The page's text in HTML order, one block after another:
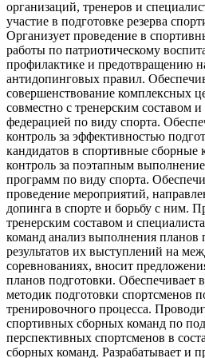
организаций, тренеров и
участие в подготовке резерва
Организует проведение в
работы по патриотическому
профилактике и предотвращению
антидопинговых правил.
совершенствование комплексных
совместно с тренерским составом и
федерацией по виду спорта.
контроль за эффективностью
кандидатов в спортивные сборные
контроль за поэтапным
программ по виду спорта.
проведение мероприятий,
допинга в спорте и борьбу с ним.
тренерским составом и
команд анализ выполнения планов
результатов их выступлений на
соревнованиях, вносит
планов подготовки. Обеспечивает
методик подготовки спортсменов
тренировочного процесса.
спортивных сборных команд по
перспективных спортсменов в
сборных команд. Разрабатывает и